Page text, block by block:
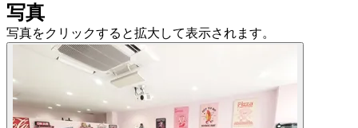
写真
写真をクリックすると拡大して表示されます。